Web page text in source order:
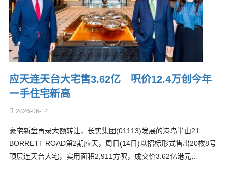
应天连天台大宅售3.62亿 呎价12.4万创今年
一手住宅新高
2026-06-14
豪宅新盘再录大额转让，长实集团(01113)发展的港岛半山21
BORRETT ROAD第2期应天，周日(14日)以招标形式售出20楼8号
顶层连天台大宅，实用面积2,911方呎，成交价3.62亿港元…